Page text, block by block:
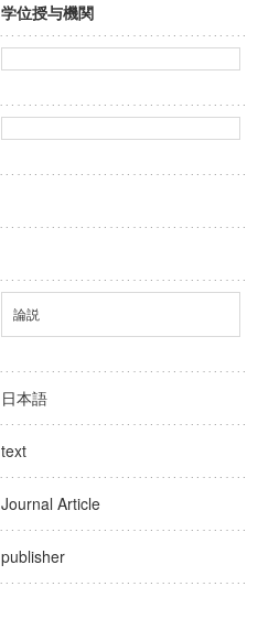
学位授与機関
論説
日本語
text
Journal Article
publisher